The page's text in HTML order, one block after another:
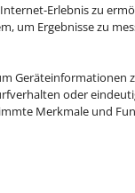
Erlebnis zu
um Ergebnisse zu
oder
Merkmale und
ob Musicals,